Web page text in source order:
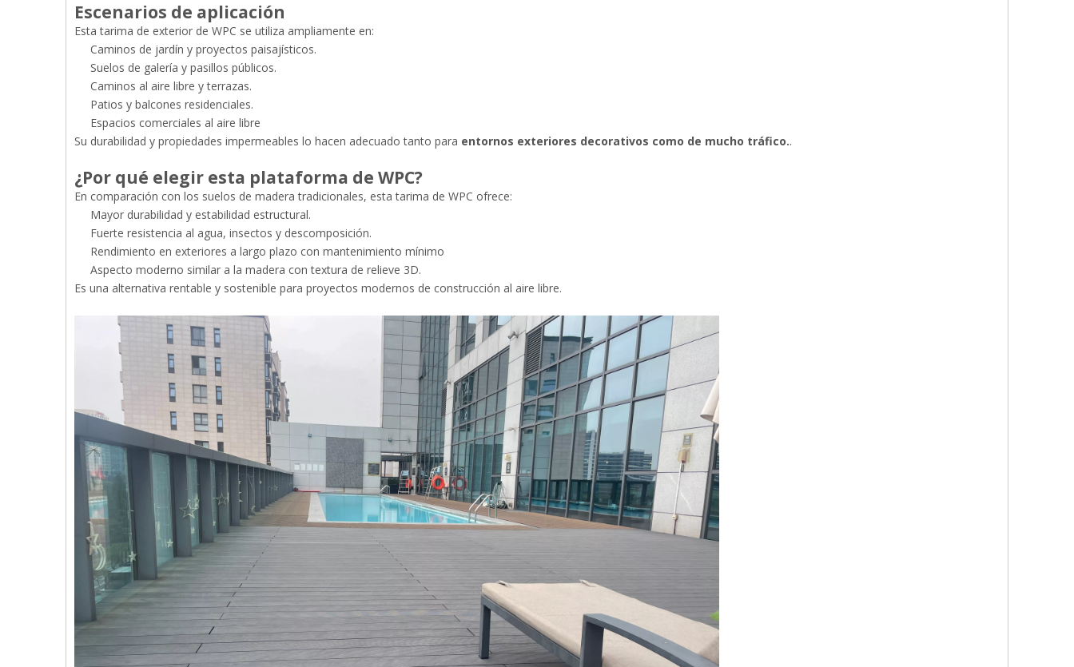
Escenarios de aplicación
Esta tarima de exterior de WPC se utiliza ampliamente en:
Caminos de jardín y proyectos paisajísticos.
Suelos de galería y pasillos públicos.
Caminos al aire libre y terrazas.
Patios y balcones residenciales.
Espacios comerciales al aire libre
Su durabilidad y propiedades impermeables lo hacen adecuado tanto para entornos exteriores decorativos como de mucho tráfico..
¿Por qué elegir esta plataforma de WPC?
En comparación con los suelos de madera tradicionales, esta tarima de WPC ofrece:
Mayor durabilidad y estabilidad estructural.
Fuerte resistencia al agua, insectos y descomposición.
Rendimiento en exteriores a largo plazo con mantenimiento mínimo
Aspecto moderno similar a la madera con textura de relieve 3D.
Es una alternativa rentable y sostenible para proyectos modernos de construcción al aire libre.